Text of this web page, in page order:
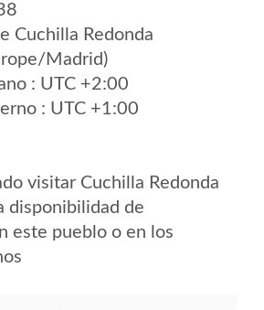
Cuchilla Redonda
Madrid)
: UTC +2:00
: UTC +1:00
visitar Cuchilla Redonda
disponibilidad de
este pueblo o en los